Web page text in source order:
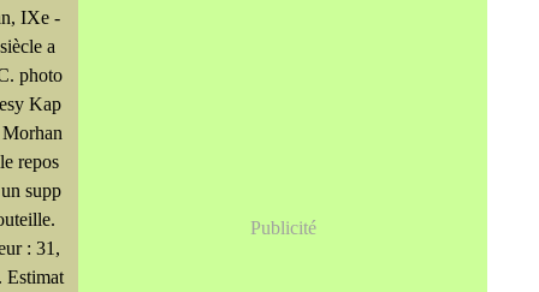
IXe -
a
photo
Kap
repos
supp
: 31,
Estimat
Publicité